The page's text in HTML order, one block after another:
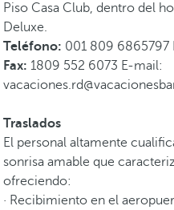
Piso Casa Club, dentro del
Deluxe.
Teléfono: 001 809 6865797
Fax: 1809 552 6073 E-mail:
Traslados
El personal altamente
sonrisa amable que
ofreciendo:
· Recibimiento en el